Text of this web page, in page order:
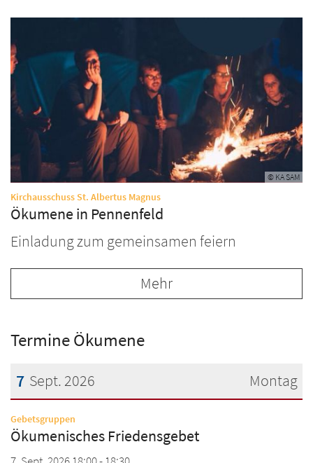
© KA SAM
Kirchausschuss St. Albertus Magnus:
Ökumene in Pennenfeld
Einladung zum gemeinsamen feiern
Mehr
Termine Ökumene
Montag
7 Sept. 2026
Datum: 7. September 2026
Gebetsgruppen
Ökumenisches Friedensgebet